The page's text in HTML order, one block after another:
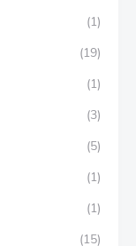
(1)
(19)
(1)
(3)
(5)
(1)
(1)
(15)